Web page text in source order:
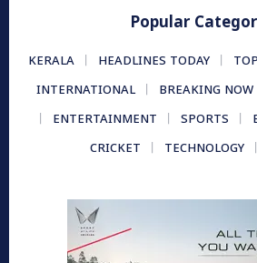
Popular
KERALA HEADLINES TODAY
INTERNATIONAL
BREAKING NOW
ENTERTAINMENT
SPORTS
CRICKET
TECHNOLOGY